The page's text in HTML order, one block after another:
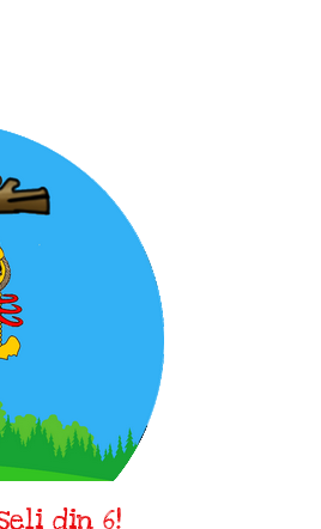
din 6!